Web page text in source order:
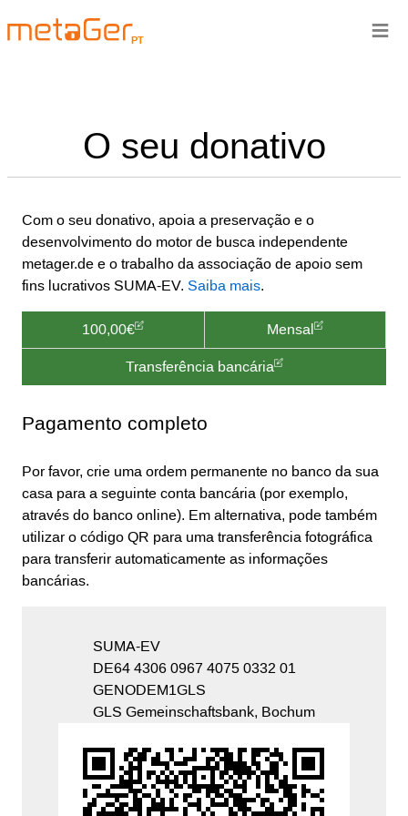
PT
O seu donativo
Com o seu donativo, apoia a preservação e o
desenvolvimento do motor de busca independente
metager.de e o trabalho da associação de apoio sem
fins lucrativos SUMA-EV. Saiba mais.
100,00€ Mensal
Transferência bancária
Pagamento completo
Por favor, crie uma ordem permanente no banco da sua
casa para a seguinte conta bancária (por exemplo,
através do banco online). Em alternativa, pode também
utilizar o código QR para uma transferência fotográfica
para transferir automaticamente as informações
bancárias.
SUMA-EV
DE64 4306 0967 4075 0332 01
GENODEM1GLS
GLS Gemeinschaftsbank, Bochum
≡